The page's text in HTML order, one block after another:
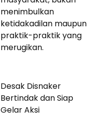
menimbulkan
ketidakadilan maupun
praktik-praktik yang
merugikan.
Desak Disnaker
Bertindak dan Siap
Gelar Aksi